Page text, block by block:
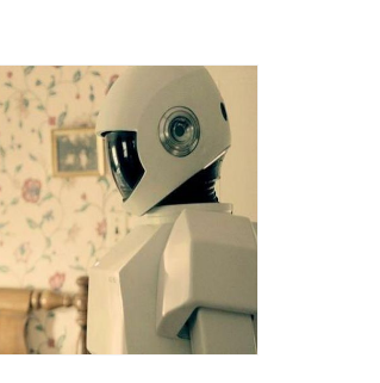
de Comptes
Informació Pública
Obertes
de Serveis i Tràmits